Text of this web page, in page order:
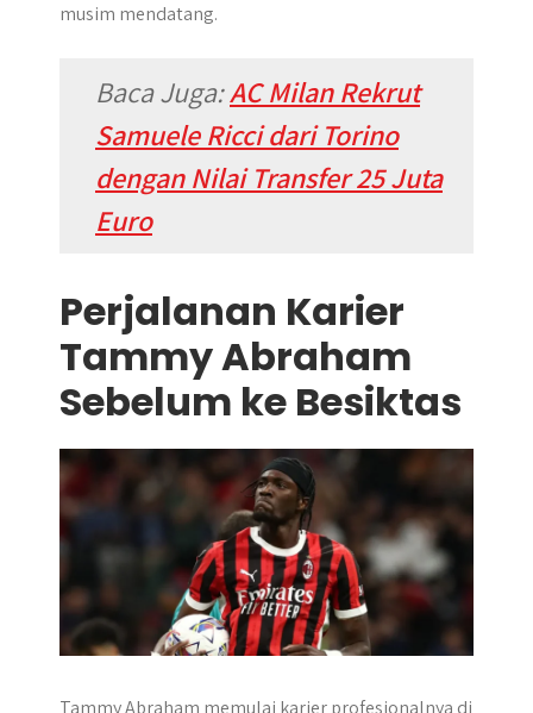
musim mendatang.
Baca Juga:AC Milan Rekrut
Samuele Ricci dari Torino
dengan Nilai Transfer 25 Juta
Euro
Perjalanan Karier
Tammy Abraham
Sebelum ke Besiktas
Tammy Abraham memulai karier profesionalnya di